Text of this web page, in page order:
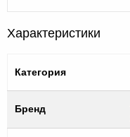
Характеристики
Категория
Бренд